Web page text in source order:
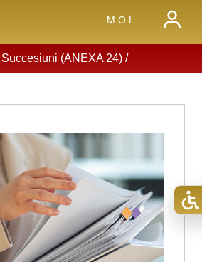
M O L
Succesiuni (ANEXA 24)/